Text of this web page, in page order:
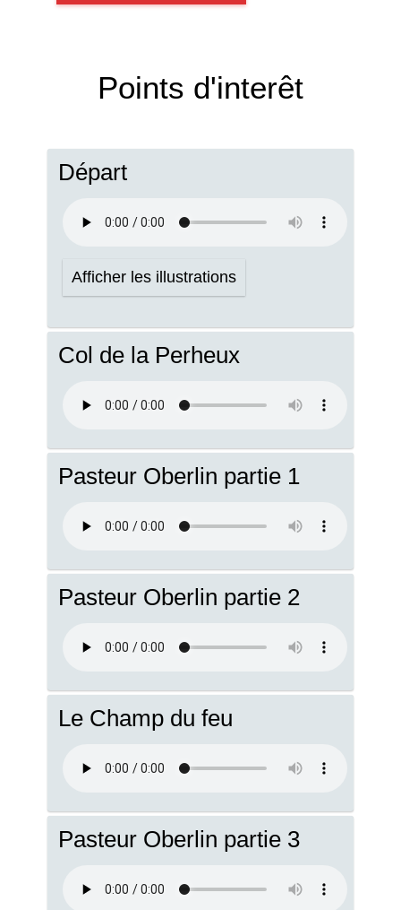
Points d'interêt
Départ
Afficher les illustrations
Col de la Perheux
Pasteur Oberlin partie 1
Pasteur Oberlin partie 2
Le Champ du feu
Pasteur Oberlin partie 3